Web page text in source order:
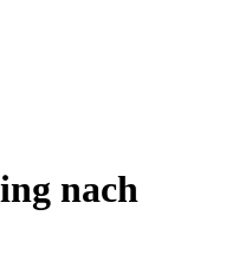
nach